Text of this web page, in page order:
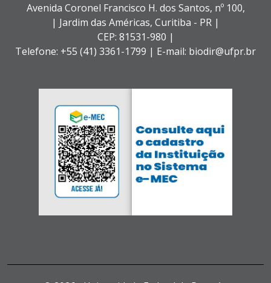
Avenida Coronel Francisco H. dos Santos, nº 100,
| Jardim das Américas, Curitiba - PR |
CEP: 81531-980 |
Telefone: +55 (41) 3361-1799 | E-mail: biodir@ufpr.br